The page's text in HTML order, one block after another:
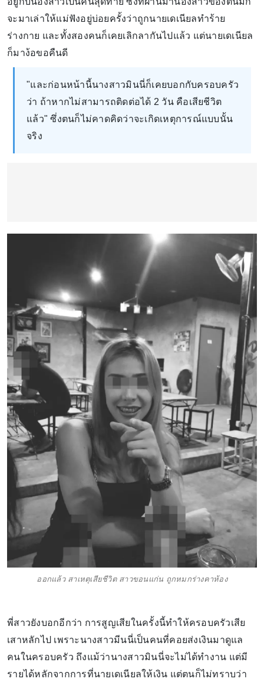
จะมาเล่าให้แม่ฟังอยู่บ่อยครั้งว่าถูกนายเดเนียลทำร้าย
ร่างกาย และทั้งสองคนก็เคยเลิกลากันไปแล้ว แต่นายเดเนียล
ก็มาง้อขอคืนดี
"และก่อนหน้านี้นางสาวมินนี่ก็เคยบอกกับครอบครัว
ว่า ถ้าหากไม่สามารถติดต่อได้ 2 วัน คือเสียชีวิต
แล้ว" ซึ่งตนก็ไม่คาดคิดว่าจะเกิดเหตุการณ์แบบนั้น
จริง
ออกแล้ว สาเหตุเสียชีวิต สาวขอนแก่น ถูกหมกร่างคาห้อง
พี่สาวยังบอกอีกว่า การสูญเสียในครั้งนี้ทำให้ครอบครัวเสีย
เสาหลักไป เพราะนางสาวมีนนี่เป็นคนที่คอยส่งเงินมาดูแล
คนในครอบครัว ถึงแม้ว่านางสาวมินนี่จะไม่ได้ทำงาน แต่มี
รายได้หลักจากการที่นายเดเนียลให้เงิน แต่ตนก็ไม่ทราบว่า